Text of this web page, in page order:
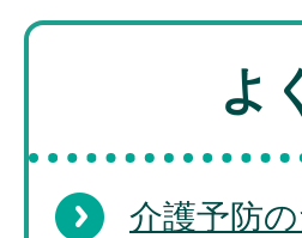
よ
介護予防